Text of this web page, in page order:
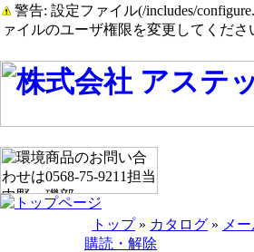
警告: 設定ファイル(/includes/
ァイルのユーザ権限を変更してくださ
トップ» カタログ » メ
購読・解除